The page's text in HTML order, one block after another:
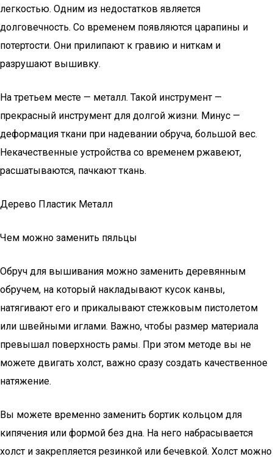
легкостью. Одним из недостатков является
долговечность. Со временем появляются царапины и
потертости. Они прилипают к гравию и ниткам и
разрушают вышивку.
На третьем месте — металл. Такой инструмент —
прекрасный инструмент для долгой жизни. Минус —
деформация ткани при надевании обруча, большой вес.
Некачественные устройства со временем ржавеют,
расшатываются, пачкают ткань.
Дерево Пластик Металл
Чем можно заменить пяльцы
Обруч для вышивания можно заменить деревянным
обручем, на который накладывают кусок канвы,
натягивают его и прикалывают стежковым пистолетом
или швейными иглами. Важно, чтобы размер материала
превышал поверхность рамы. При этом методе вы не
можете двигать холст, важно сразу создать качественное
натяжение.
Вы можете временно заменить бортик кольцом для
кипячения или формой без дна. На него набрасывается
холст и закрепляется резинкой или бечевкой. Холст можно